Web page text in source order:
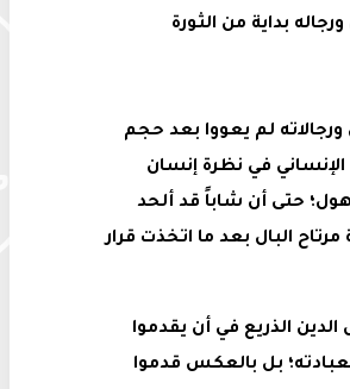
بداية من الثورة
لم يعووا بعد حجم
في نظرة إنسان
حتى أن شاباً قد ألحد
البال بعد ما اتخذت قرار
الذريع في أن يقدموا
بل بالعكس قدموا